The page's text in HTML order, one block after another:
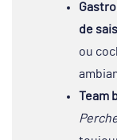
de
ou
Team